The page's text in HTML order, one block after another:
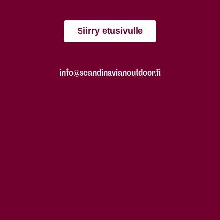
Siirry etusivulle
info@scandinavianoutdoor.fi